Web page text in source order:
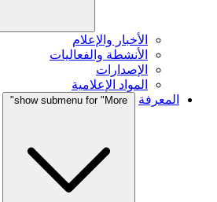
الأخبار والإعلام
الأنشطة والفعاليات
الإصدارات
المواد الإعلامية
المعرفة
show submenu for "More"